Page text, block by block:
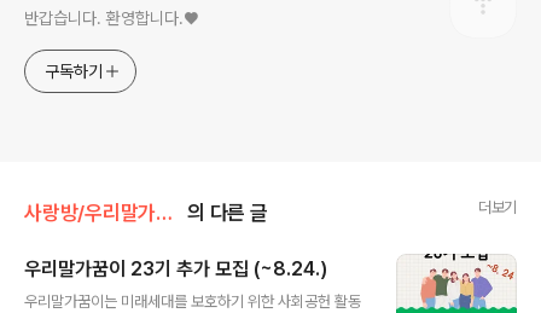
반갑습니다. 환영합니다.♥
구독하기
사랑방/우리말가꿈이 의 다른 글 더보기
우리말가꿈이 23기 추가 모집 (~8.24.)
우리말가꿈이는 미래세대를 보호하기 위한 사회공헌 활동